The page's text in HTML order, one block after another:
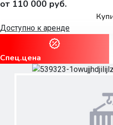
от 110 000 руб.
Доступно к аренде
Спец.цена